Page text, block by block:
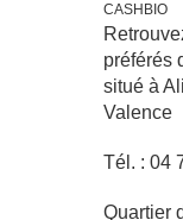
CASHBIO
préférés
situé à
Valence
Tél. : 04
Quartier